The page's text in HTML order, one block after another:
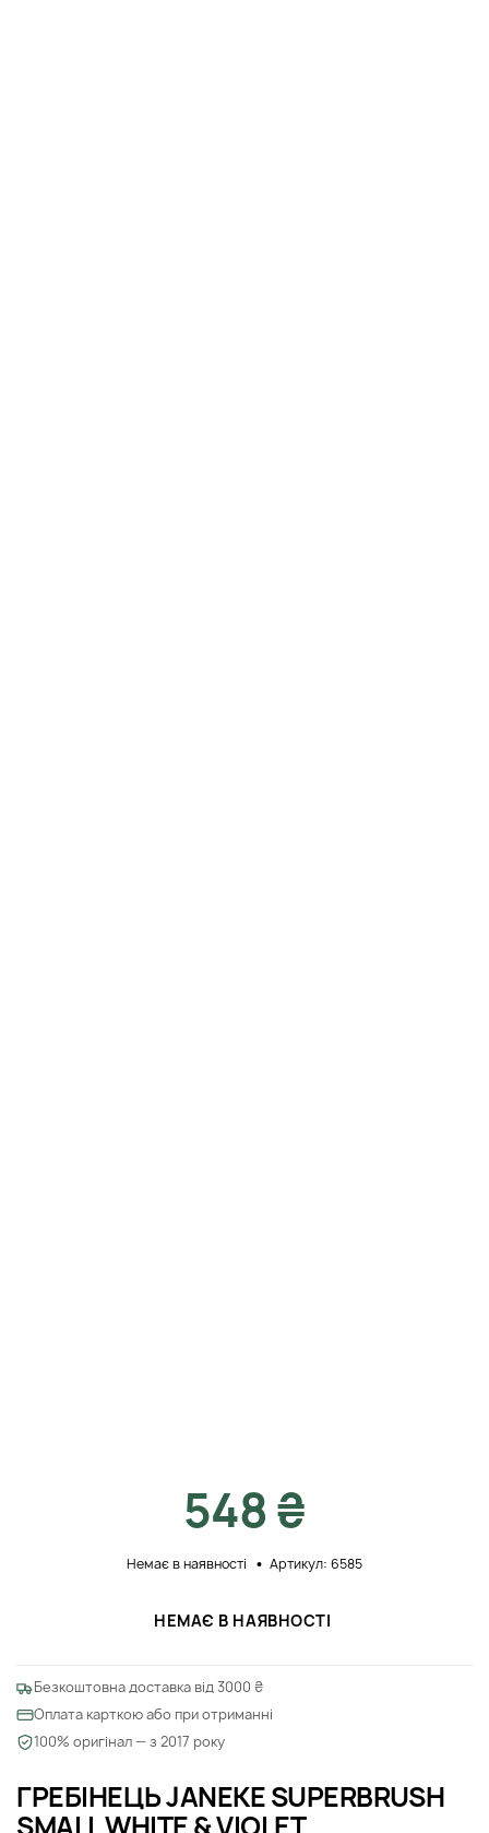
ГРЕБІНЕЦЬ JANEKE SUPERBRUSH
548 ₴
Немає в наявності Артикул: 6585
НЕМАЄ В НАЯВНОСТІ
Безкоштовна доставка від 3000 ₴
Оплата карткою або при отриманні
100% оригінал — з 2017 року